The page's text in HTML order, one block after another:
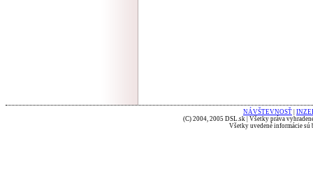
NÁVŠTEVNOSŤ
(C) 2004, 2005 DSL.sk | Všetky práva
Všetky uvedené informácie sú